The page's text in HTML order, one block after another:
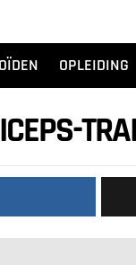
OPLEIDING